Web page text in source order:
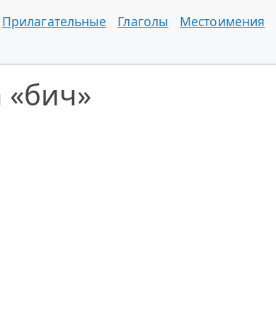
Прилагательные Глаголы Местоимения